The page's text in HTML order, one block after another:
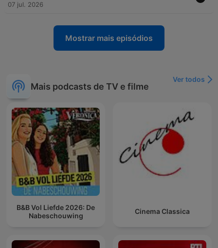
07 jul. 2026
Mostrar mais episódios
Mais podcasts de TV e filme
Ver todos
B&B Vol Liefde 2026: De
Nabeschouwing
Cinema Classica